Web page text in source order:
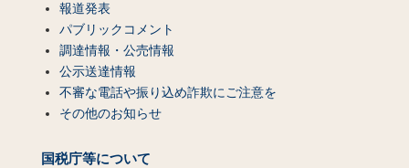
報道発表
パブリックコメント
調達情報・公売情報
公示送達情報
不審な電話や振り込め詐欺にご注意を
その他のお知らせ
国税庁等について